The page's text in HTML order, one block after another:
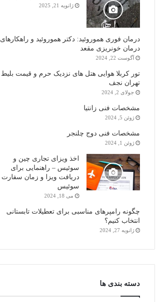
ژانویه 21, 2025
درمان فوری هموروئید: دکتر هموروئید و راهکارهای
درمان خونریزی مقعد
آگوست 22, 2024
تور کربلا هوایی هتل های نزدیک حرم و قیمت بلیط
تهران نجف
جولای 2, 2024
مشخصات فنی زانتیا
ژوئن 5, 2024
مشخصات فنی دوج چلنجر
ژوئن 1, 2024
اخذ ویزای تجاری چین و
سوئیس – راهنمایی برای
دریافت ویزا و زمان سفارت
سوئیس
می 18, 2024
چگونه رامپرهای مناسبی برای تعطیلات تابستانی
انتخاب کنیم؟
ژانویه 27, 2024
دسته بندی ها